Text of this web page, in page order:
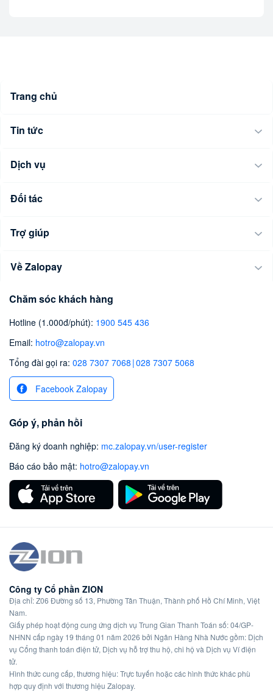
Trang chủ
Tin tức
Dịch vụ
Đối tác
Trợ giúp
Về Zalopay
Chăm sóc khách hàng
Hotline (1.000đ/phút): 1900 545 436
Email: hotro@zalopay.vn
Tổng đài gọi ra: 028 7307 7068 |028 7307 5068
Facebook Zalopay
Góp ý, phản hồi
Đăng ký doanh nghiệp: mc.zalopay.vn/user-register
Báo cáo bảo mật: hotro@zalopay.vn
Công ty Cổ phần ZION
Địa chỉ: Z06 Đường số 13, Phường Tân Thuận, Thành phố Hồ Chí Minh, Việt
Nam.
Giấy phép hoạt động cung ứng dịch vụ Trung Gian Thanh Toán số: 04/GP-
NHNN cấp ngày 19 tháng 01 năm 2026 bởi Ngân Hàng Nhà Nước gồm: Dịch
vụ Cổng thanh toán điện tử, Dịch vụ hỗ trợ thu hộ, chi hộ và Dịch vụ Ví điện
tử.
Hình thức cung cấp, thương hiệu: Trực tuyến hoặc các hình thức khác phù
hợp quy định với thương hiệu Zalopay.